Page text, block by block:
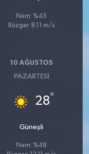
Nem: %45
Rüzgar: 8.11 m/s
10 AĞUSTOS
PAZARTESI
28°
Güneşli
Nem: %48